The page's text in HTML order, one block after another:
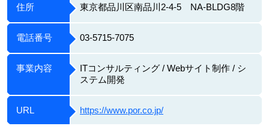
住所 東京都品川区南品川2-4-5 NA-BLDG8階
電話番号 03-5715-7075
事業内容
ITコンサルティング / Webサイト制作 / シ
ステム開発
URL https://www.por.co.jp/